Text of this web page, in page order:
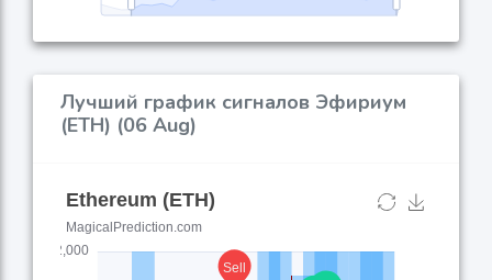
Лучший график сигналов Эфириум
(ETH) (06 Aug)